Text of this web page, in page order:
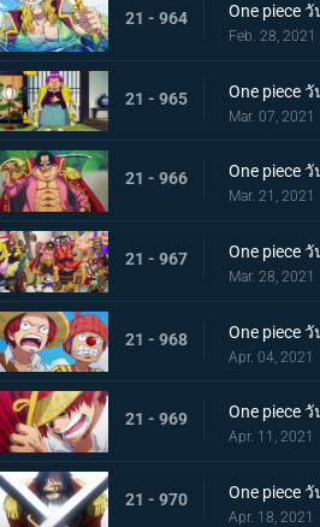
21 - 964
Feb. 28, 2021
21 - 965
Mar. 07, 2021
21 - 966
Mar. 21, 2021
21 - 967
Mar. 28, 2021
21 - 968
Apr. 04, 2021
21 - 969
Apr. 11, 2021
21 - 970
Apr. 18, 2021